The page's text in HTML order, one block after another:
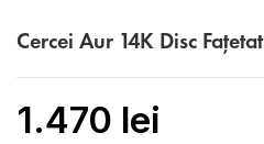
Cercei Aur 14K Disc Fațetat
1.470 lei